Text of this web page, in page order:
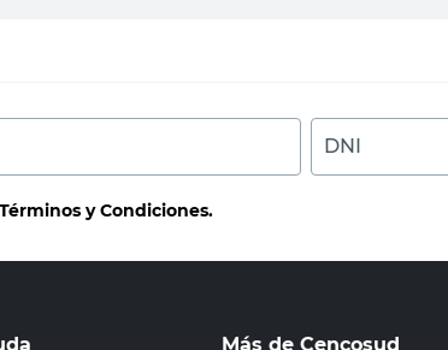
DNI
Términos y Condiciones.
Más de Cencosud